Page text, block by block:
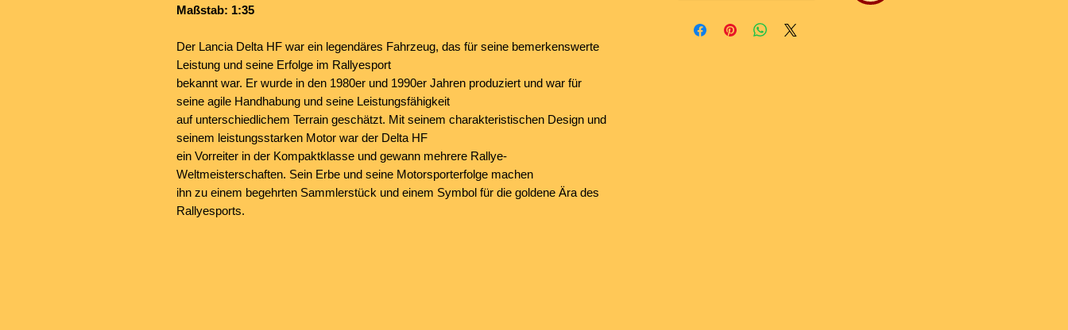
Maßstab: 1:35
Der Lancia Delta HF war ein legendäres Fahrzeug, das für seine bemerkenswerte
Leistung und seine Erfolge im Rallyesport
bekannt war. Er wurde in den 1980er und 1990er Jahren produziert und war für
seine agile Handhabung und seine Leistungsfähigkeit
auf unterschiedlichem Terrain geschätzt. Mit seinem charakteristischen Design und
seinem leistungsstarken Motor war der Delta HF
ein Vorreiter in der Kompaktklasse und gewann mehrere Rallye-
Weltmeisterschaften. Sein Erbe und seine Motorsporterfolge machen
ihn zu einem begehrten Sammlerstück und einem Symbol für die goldene Ära des
Rallyesports.